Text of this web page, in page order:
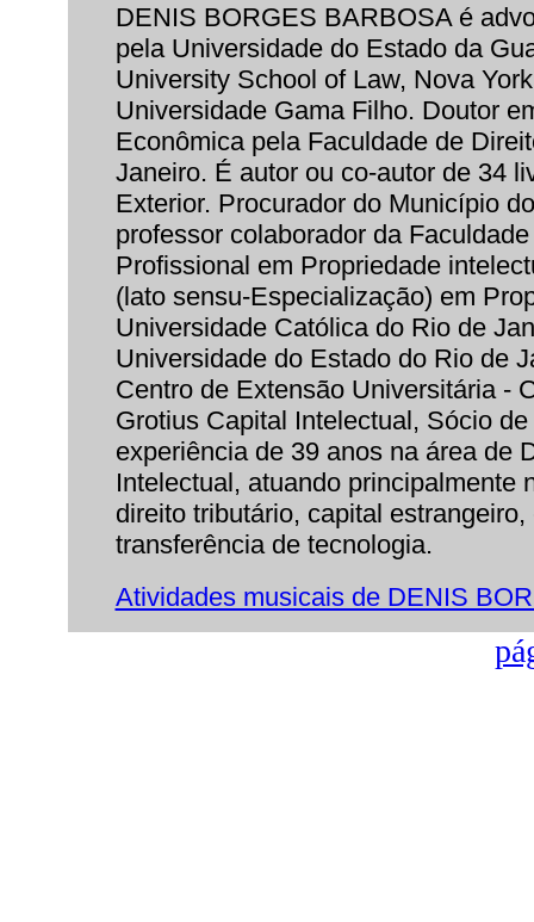
DENIS BORGES BARBOSA é
pela Universidade do Estado da
University School of Law, Nova
Universidade Gama Filho. Doutor
Econômica pela Faculdade de
Janeiro. É autor ou co-autor de 34
Exterior. Procurador do Município
professor colaborador da
Profissional em Propriedade
(lato sensu-Especialização) em
Universidade Católica do Rio de
Universidade do Estado do Rio de
Centro de Extensão Universitária -
Grotius Capital Intelectual, Sócio
experiência de 39 anos na área de
Intelectual, atuando principalmente
direito tributário, capital
transferência de tecnologia.
Atividades musicais de DENIS